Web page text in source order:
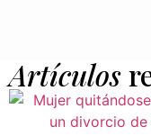
Artículos